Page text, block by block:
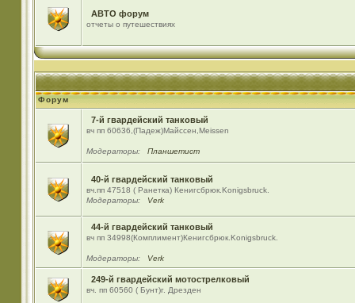
АВТО форум
отчеты о путешествиях
Форум
7-й гвардейский танковый
вч пп 60636,(Падеж)Майсcен,Meissen
Модераторы: Планшетист
40-й гвардейский танковый
вч.пп 47518 ( Ранетка) Кенигсбрюк.Konigsbruck.
Модераторы:
Verk
44-й гвардейский танковый
вч пп 34998(Комплимент)Кенигсбрюк.Konigsbruck.
Модераторы: Verk
249-й гвардейский мотострелковый
вч. пп 60560 ( Бунт)г. Дрезден